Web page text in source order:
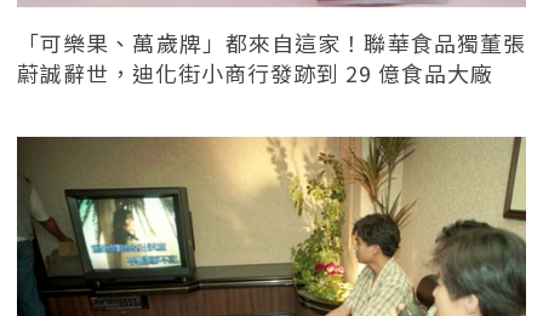
「可樂果、萬歲牌」都來自這家！聯華食品獨董張
蔚誠辭世，迪化街小商行發跡到 29 億食品大廠